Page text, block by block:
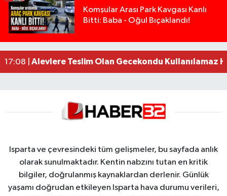
Komşular Arası Park Kavgası Kanlı
Bitti: Baba - Oğul Bıçaklandı!
09:47 |Tarsus'ta silahlı kavga: Kuzenlerden biri öldü,
09:43 |Milyonluk miras kavgasında anne-kız yüzleşti:
19:36 |Isparta’da Silah Operasyonu: 165 Tabanca Ele
17:08 | Alevlere Teslim Olan Gecekondu Kullanılamaz
Isparta ve çevresindeki tüm gelişmeler, bu sayfada anlık
olarak sunulmaktadır. Kentin nabzını tutan en kritik
bilgiler, doğrulanmış kaynaklardan derlenir. Günlük
yaşamı doğrudan etkileyen Isparta hava durumu verileri,